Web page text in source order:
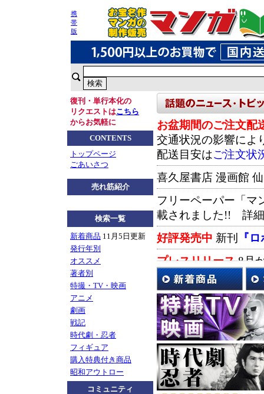
携
帯
版
復刊・単行本化の
リクエストはこちら
からお気軽に
CONTENTS
トップページ
ごあいさつ
売れ筋紹介
検索一覧
新着商品 11月5日更新
発行年別
オススメ
著者別
特撮・TV・映画
アニメ
劇画
戦記
時代劇・忍者
フィギュア
購入特典付き商品
昭和アウトロー
コミュニティ
お盆期間のご注文配
交通状況の影響によ
配送目安はご注文状
喜久屋書店 漫画館
フリーペーパー「マ
載されました!! 詳
好評発売中 新刊
『
プレスリリース8月
として、
8/1(土）の限定イベ
先生によるマンガ鼎
※展示会とは別会場
お申込み)との事で
展示会の広告画像は
お知らせTV番組『
に、南波健二先生が